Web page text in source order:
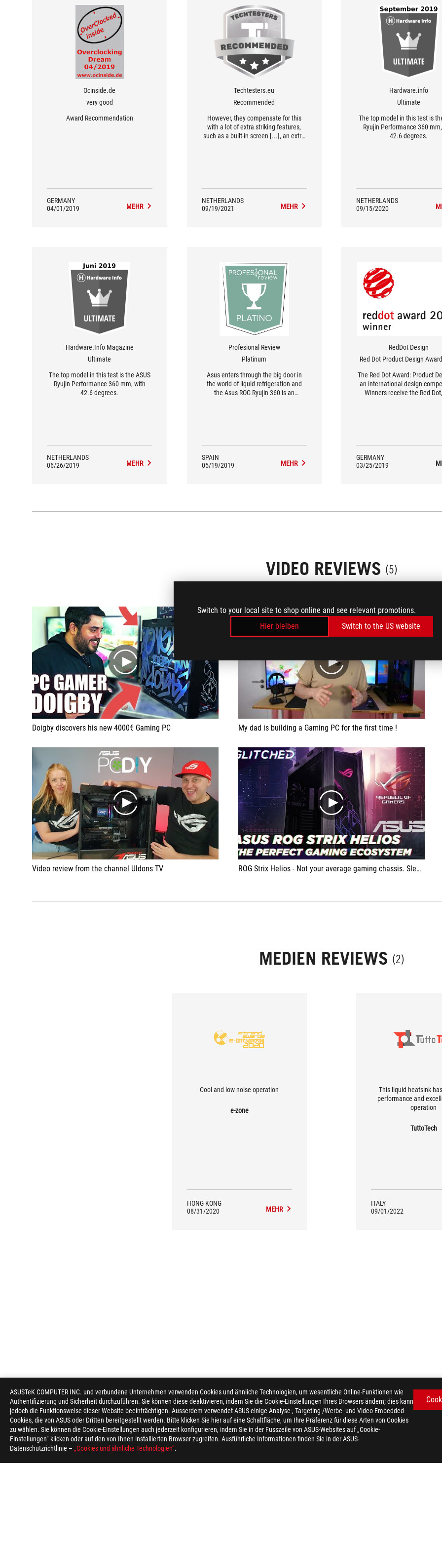
ASUSTeK COMPUTER INC. und verbundene Unternehmen verwenden Cookies und ähnliche Technologien, um wesentliche Online-Funktionen wie
Authentifizierung und Sicherheit durchzuführen. Sie können diese deaktivieren, indem Sie die Cookie-Einstellungen Ihres Browsers ändern; dies kann
jedoch die Funktionsweise dieser Website beeinträchtigen. Ausserdem verwendet ASUS einige Analyse-, Targeting-/Werbe- und Video-Embedded-
Cookies, die von ASUS oder Dritten bereitgestellt werden. Bitte klicken Sie hier auf eine Schaltfläche, um Ihre Präferenz für diese Arten von Cookies
zu wählen. Sie können die Cookie-Einstellungen auch jederzeit konfigurieren, indem Sie in der Fusszeile von ASUS-Websites auf „Cookie-
Einstellungen“ klicken oder auf den von Ihnen installierten Browser zugreifen. Ausführliche Informationen finden Sie in der ASUS-
Datenschutzrichtlinie – „Cookies und ähnliche Technologien“.
Switch to your local site to shop online and see relevant promotions.
Hier bleiben
Switch to the US website
Ocinside.de
very good
Award Recommendation
GERMANY
04/01/2019
MEHR
Techtesters.eu
Recommended
However, they compensate for this
with a lot of extra striking features,
such as a built-in screen [...], an extra
NETHERLANDS
09/19/2021
MEHR
Hardware.info
Ultimate
The top model in this test is
Ryujin Performance 360
42.6 degrees.
NETHERLANDS
09/15/2020
Hardware.Info Magazine
Ultimate
The top model in this test is the ASUS
Ryujin Performance 360 mm, with
42.6 degrees.
NETHERLANDS
06/26/2019
MEHR
Profesional Review
Platinum
Asus enters through the big door in
the world of liquid refrigeration and
the Asus ROG Ryujin 360 is an
SPAIN
05/19/2019
MEHR
RedDot Design
Red Dot Product Design
The Red Dot Award: Product
an international design
Winners receive the Red
GERMANY
03/25/2019
VIDEO REVIEWS (5)
play
Doigby discovers his new 4000€ Gaming PC
play
My dad is building a Gaming PC for the first time !
play
Video review from the channel Uldons TV
play
ROG Strix Helios - Not your average gaming chassis. Sleek design, dust-filter protected fans, easily detachable side panels and multi functional cover make this chassis an absolute beast ROG Ryujin 360 Cooler - It allows for a quick glimpse at your PC’s current health while looking awesome all at the same time ROG Zenith Extreme Alpha - Monster of a Motherboard, smooth performance and the brains of any pc
MEDIEN REVIEWS (2)
Cool and low noise operation
e-zone
HONG KONG
08/31/2020
MEHR
This liquid heatsink
performance and
operation
TuttoTech
ITALY
09/01/2022